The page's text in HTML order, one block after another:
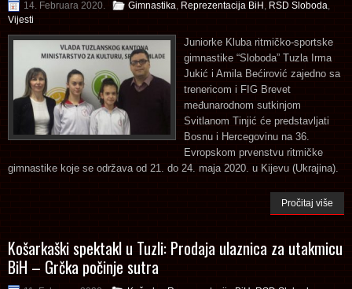
14. Februara 2020. Gimnastika Reprezentacija BiH RSD Sloboda
Vijesti
Juniorke Kluba ritmičko-sportske
gimnastike “Sloboda” Tuzla Irma
Jukić i Amila Bećirović zajedno sa
trenericom i FIG Brevet
međunarodnom sutkinjom
Svitlanom Tinjić će predstavljati
Bosnu i Hercegovinu na 36.
Evropskom prvenstvu ritmičke
gimnastike koje se održava od 21. do 24. maja 2020. u Kijevu (Ukrajina).
Pročitaj više
Košarkaški spektakl u Tuzli: Prodaja ulaznica za utakmicu
BiH – Grčka počinje sutra